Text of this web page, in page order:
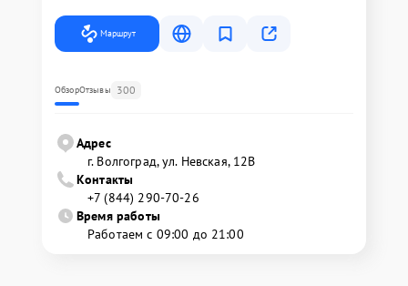
Маршрут
ОбзорОтзывы 300
Адрес
г. Волгоград, ул. Невская, 12В
Контакты
+7 (844) 290-70-26
Время работы
Работаем с 09:00 до 21:00